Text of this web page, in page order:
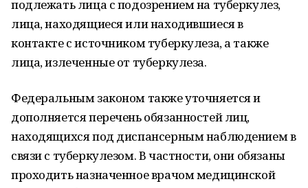
подлежать лица с подозрением на туберкулез,
лица, находящиеся или находившиеся в
контакте с источником туберкулеза, а также
лица, излеченные от туберкулеза.
Федеральным законом также уточняется и
дополняется перечень обязанностей лиц,
находящихся под диспансерным наблюдением в
связи с туберкулезом. В частности, они обязаны
проходить назначенное врачом медицинской